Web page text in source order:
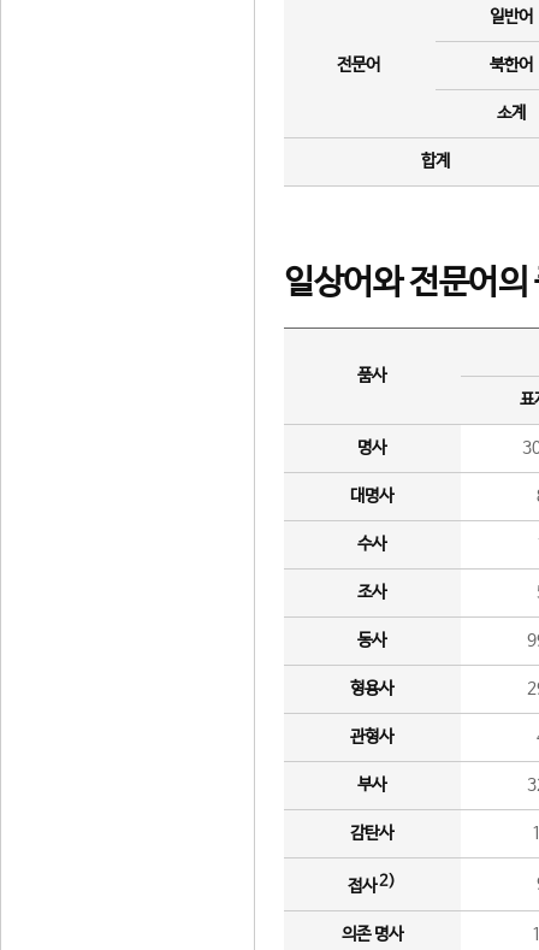
전문어
일반어
북한어
소계
합계
일상어와 전문어의
품사
표
명사
대명사
수사
조사
동사
형용사
관형사
부사
감탄사
접사2)
의존 명사